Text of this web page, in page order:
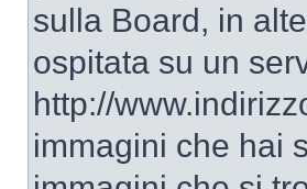
sulla Board, in
ospitata su un
http://
immagini che hai